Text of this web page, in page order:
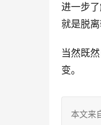
进一步
就是脱
当然既
变。
本文来